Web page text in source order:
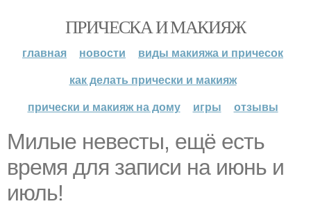
ПРИЧЕСКА И МАКИЯЖ
главная новости
виды макияжа и причесок
как делать прически и макияж
прически и макияж на дому
игры отзывы
Милые невесты, ещё есть
время для записи на июнь и
июль!